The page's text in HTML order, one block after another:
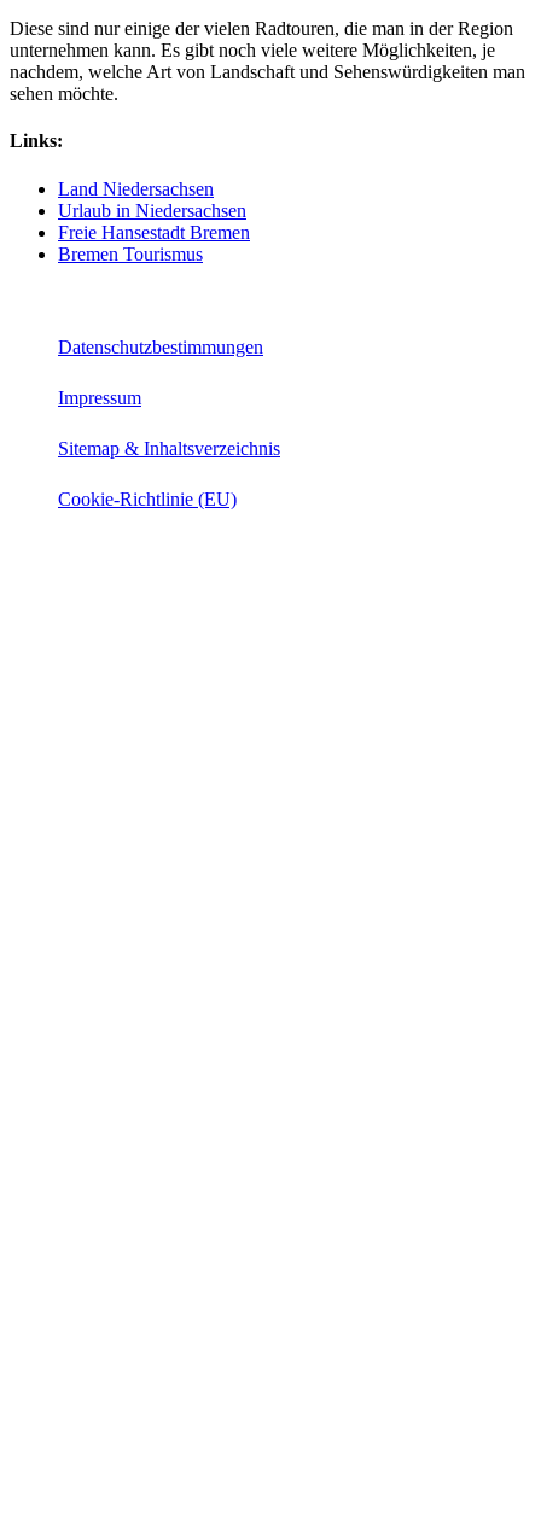
Diese sind nur einige der vielen Radtouren, die man in der Region
unternehmen kann. Es gibt noch viele weitere Möglichkeiten, je
nachdem, welche Art von Landschaft und Sehenswürdigkeiten man
sehen möchte.
Links:
Land Niedersachsen
Urlaub in Niedersachsen
Freie Hansestadt Bremen
Bremen Tourismus
Datenschutzbestimmungen
Impressum
Sitemap & Inhaltsverzeichnis
Cookie-Richtlinie (EU)